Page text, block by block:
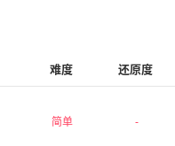
难度 还原度
简单 -